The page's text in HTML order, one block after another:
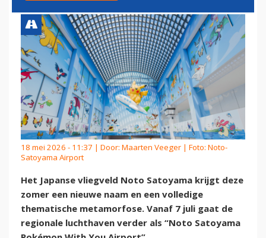
18 mei 2026 - 11:37 | Door: Maarten Veeger | Foto: Noto-
Satoyama Airport
Het Japanse vliegveld Noto Satoyama krijgt deze
zomer een nieuwe naam en een volledige
thematische metamorfose. Vanaf 7 juli gaat de
regionale luchthaven verder als “Noto Satoyama